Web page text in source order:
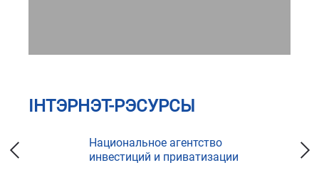
ІНТЭРНЭТ-РЭСУРСЫ
Национальное агентство
инвестиций и приватизации